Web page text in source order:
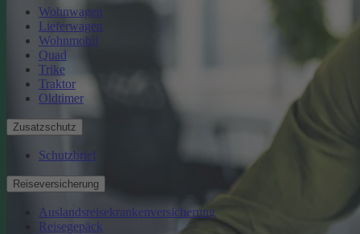
Wohnwagen
Lieferwagen
Wohnmobil
Quad
Trike
Traktor
Oldtimer
Zusatzschutz
Schutzbrief
Reiseversicherung
Auslandsreisekrankenversicherung
Reisegepäck